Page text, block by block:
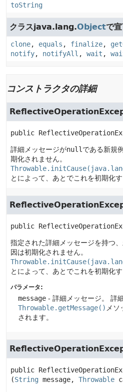
toString
クラスjava.lang.Objectで
clone, equals , finalize,
notify, notifyAll , wait ,
コンストラクタの詳細
public
詳細メッセージがnull である新規
期化されません。
とによって、あとでこれを初期化す
public
指定された詳細メッセージを持つ
因は初期化されません。
とによって、あとでこれを初期化す
パラメータ:
message - 詳細メッセージ。
詳
Throwable.getMessage() メ
されます。
public
(String message, Throwable